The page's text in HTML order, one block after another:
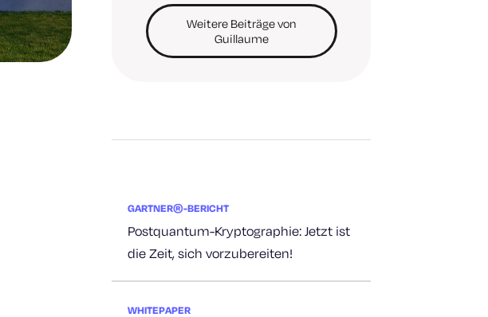
Weitere Beiträge von
Guillaume
GARTNER®-BERICHT
Postquantum-Kryptographie: Jetzt ist
die Zeit, sich vorzubereiten!
WHITEPAPER